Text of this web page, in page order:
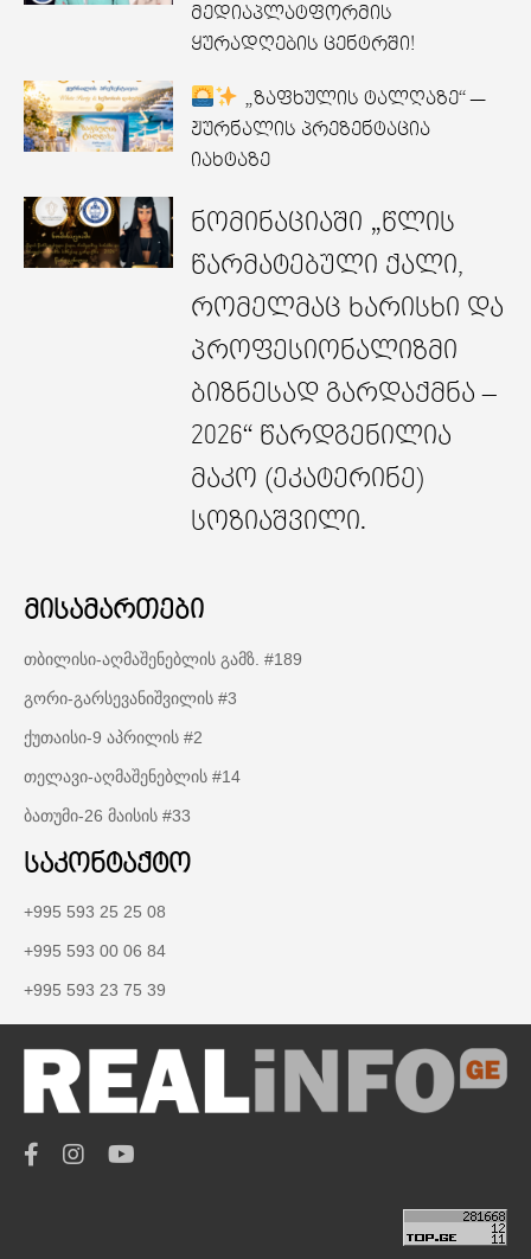
მედიაპლატფორმის
ყურადღების ცენტრში!
„ზაფხულის ტალღაზე“ —
ჟურნალის პრეზენტაცია
იახტაზე
ნომინაციაში „წლის
წარმატებული ქალი,
რომელმაც ხარისხი და
პროფესიონალიზმი
ბიზნესად გარდაქმნა –
2026“ წარდგენილია
მაკო (ეკატერინე)
სოზიაშვილი.
მისამართები
თბილისი-აღმაშენებლის გამზ. #189
გორი-გარსევანიშვილის #3
ქუთაისი-9 აპრილის #2
თელავი-აღმაშენებლის #14
ბათუმი-26 მაისის #33
საკონტაქტო
+995 593 25 25 08
+995 593 00 06 84
+995 593 23 75 39